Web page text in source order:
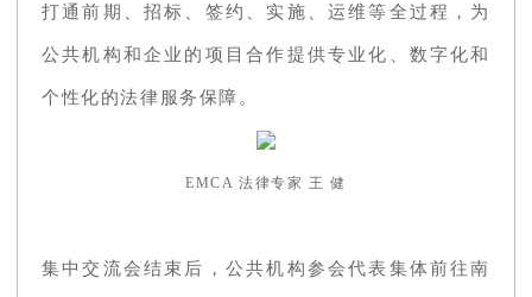
打通前期、招标、签约、实施、运维等全过程，为
公共机构和企业的项目合作提供专业化、数字化和
个性化的法律服务保障。
EMCA 法律专家 王 健
集中交流会结束后，公共机构参会代表集体前往南